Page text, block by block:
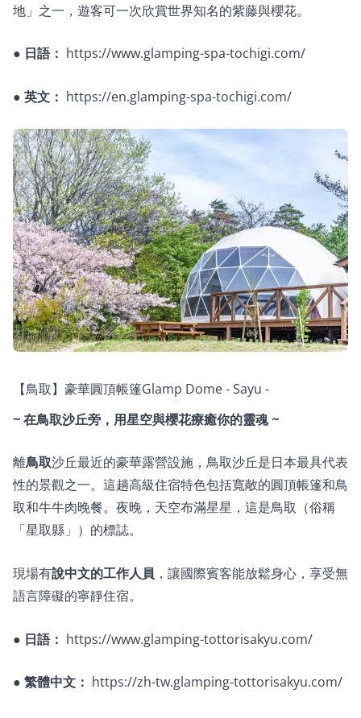
地」之一，遊客可一次欣賞世界知名的紫藤與櫻花。
● 日語： https://www.glamping-spa-tochigi.com/
● 英文： https://en.glamping-spa-tochigi.com/
【鳥取】豪華圓頂帳篷Glamp Dome - Sayu -
~ 在鳥取沙丘旁，用星空與櫻花療癒你的靈魂 ~
離鳥取沙丘最近的豪華露營設施，鳥取沙丘是日本最具代表
性的景觀之一。這趟高級住宿特色包括寬敞的圓頂帳篷和鳥
取和牛牛肉晚餐。夜晚，天空布滿星星，這是鳥取（俗稱
「星取縣」）的標誌。
現場有說中文的工作人員 ，讓國際賓客能放鬆身心，享受無
語言障礙的寧靜住宿。
● 日語： https://www.glamping-tottorisakyu.com/
● 繁體中文： https://zh-tw.glamping-tottorisakyu.com/